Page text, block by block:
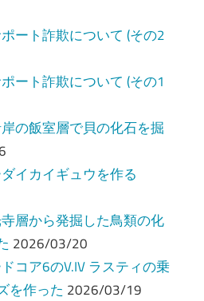
ート詐欺について (その2
ート詐欺について (その1
の飯室層で貝の化石を掘
イカイギュウを作る
層から発掘した鳥類の化
2026/03/20
コア6のV.IV ラスティの乗
を作った 2026/03/19